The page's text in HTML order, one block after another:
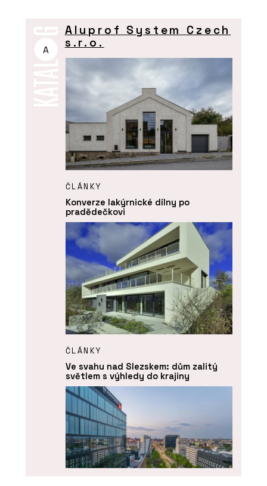
A
Aluprof System Czech
s.r.o.
ČLÁNKY
Konverze lakýrnické dílny po
pradědečkovi
ČLÁNKY
Ve svahu nad Slezskem: dům zalitý
světlem s výhledy do krajiny